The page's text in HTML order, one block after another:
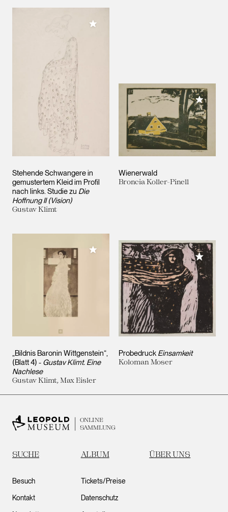
Stehende Schwangere in
gemustertem Kleid im Profil
nach links. Studie zu Die
Hoffnung II (Vision)
Gustav Klimt
Meiner Sammlung hinzufügen
Wienerwald
Broncia Koller-Pinell
Meiner
„Bildnis Baronin Wittgenstein“,
(Blatt 4) - Gustav Klimt. Eine
Nachlese
Gustav Klimt, Max Eisler
Meiner Sammlung hinzufügen
Probedruck Einsamkeit
Koloman Moser
Meiner
ONLINE
SAMMLUNG
SUCHE ALBUM ÜBER UNS
Besuch
Kontakt
Tickets/Preise
Datenschutz